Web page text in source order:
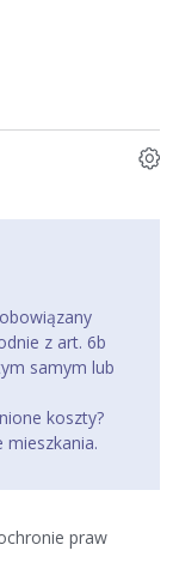
z art. 6b
samym lub
koszty?
mieszkania.
praw